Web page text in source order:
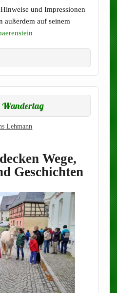
und Impressionen
außerdem auf seinem
Wandertag
Lehmann
Wege,
Geschichten